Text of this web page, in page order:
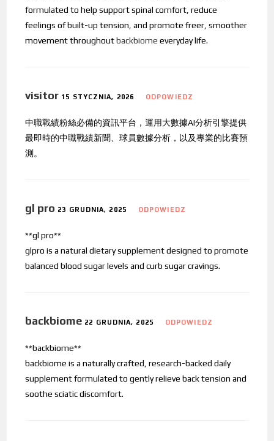
formulated to help support spinal comfort, reduce
feelings of built-up tension, and promote freer, smoother
movement throughoutbackbiome everyday life.
visitor 15 STYCZNIA, 2026 ODPOWIEDZ
中職戰績粉絲必備的資訊平台，運用大數據AI分析引擎提供
最即時的中職戰績新聞、球員數據分析，以及專業的比賽預
測。
gl pro 23 GRUDNIA, 2025 ODPOWIEDZ
**gl pro**
glpro is a natural dietary supplement designed to promote
balanced blood sugar levels and curb sugar cravings.
backbiome 22 GRUDNIA, 2025 ODPOWIEDZ
**backbiome**
backbiome is a naturally crafted, research-backed daily
supplement formulated to gently relieve back tension and
soothe sciatic discomfort.